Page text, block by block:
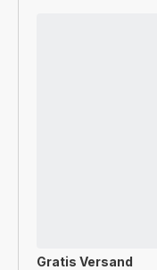
Gratis Versand